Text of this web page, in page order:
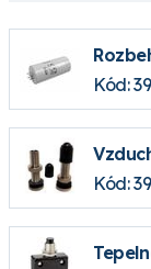
Kód:
Kód: